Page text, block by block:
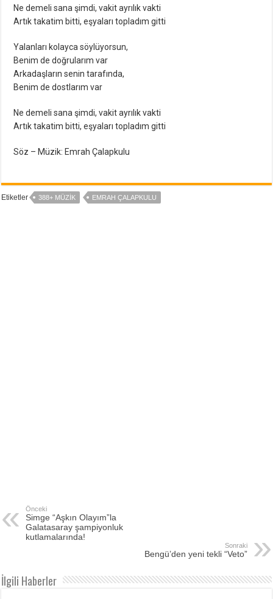
Ne demeli sana şimdi, vakit ayrılık vakti
Artık takatim bitti, eşyaları topladım gitti
Yalanları kolayca söylüyorsun,
Benim de doğrularım var
Arkadaşların senin tarafında,
Benim de dostlarım var
Ne demeli sana şimdi, vakit ayrılık vakti
Artık takatim bitti, eşyaları topladım gitti
Söz – Müzik: Emrah Çalapkulu
Etiketler 388+ MÜZIK EMRAH ÇALAPKULU
Önceki
Simge “Aşkın Olayım”la
Galatasaray şampiyonluk
kutlamalarında!
Sonraki
Bengü’den yeni tekli “Veto”
İlgili Haberler